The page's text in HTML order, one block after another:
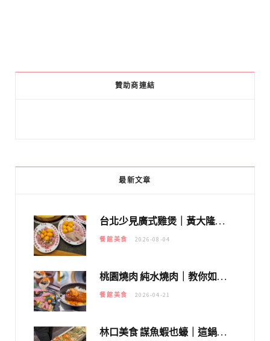
贊助商連結
最新文章
台北少見廣式雞煲｜黃大隆濃郁煲湯：經典提燈與溫體雞肉，熬夜修仙不如來喝湯！
餐館美食 2026-08-04
桃園燒肉 純水燒肉｜教你如何優惠吃日本A5和牛各種部位，私房菜誠意吃好吃滿
餐館美食 2026-04-21
林口美食 謀魚蝦也蠔｜這鍋太狂！「蟹老闆派對鍋」10多種海鮮浮誇上桌，壽星再送生食摩天輪！